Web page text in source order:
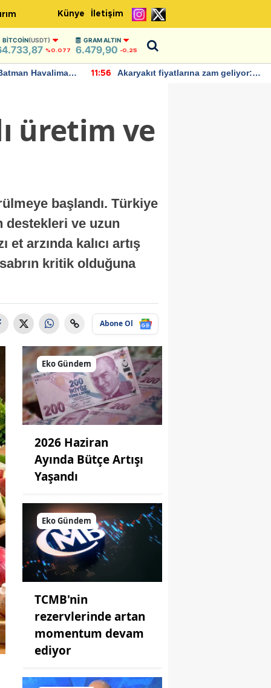
Künye İletişim
BITCOIN(USDT)
%0.077
GRAM ALTIN
6.479,90 -0,25
Havalimanı
11:56
Akaryakıt fiyatlarına zam geliyor:
üretim ve
başlandı. Türkiye
destekleri ve uzun
arzında kalıcı artış
kritik olduğuna
Abone Ol
Eko Gündem
2026 Haziran
Ayında Bütçe Artışı
Yaşandı
Eko Gündem
TCMB'nin
rezervlerinde artan
momentum devam
ediyor